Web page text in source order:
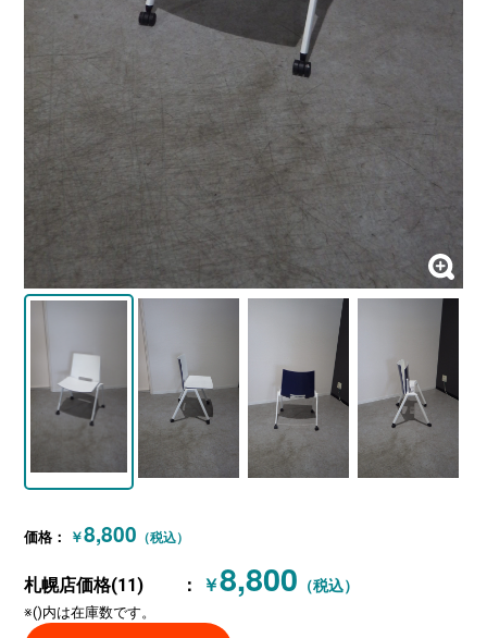
価格： ￥8,800 （税込）
札幌店価格(11) ： ￥8,800 （税込）
※()内は在庫数です。